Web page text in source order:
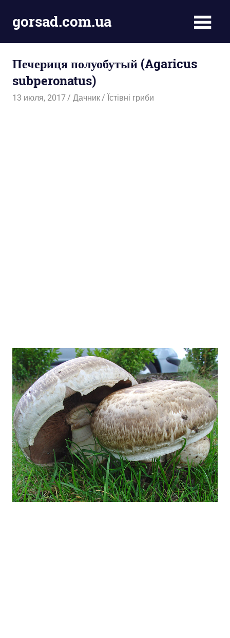
перейти
к
gorsad.com.ua
іПечериця полуобутый (Agaricus
subperonatus)
13 июля, 2017 Дачник Їстівні гриби